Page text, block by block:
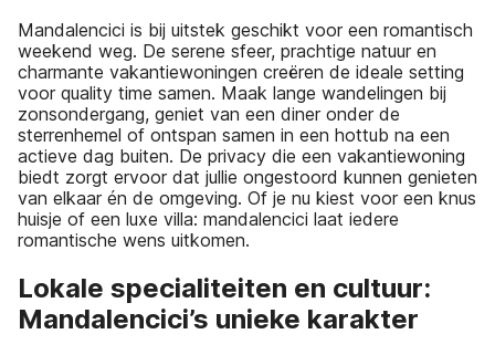
Mandalencici is bij uitstek geschikt voor een romantisch
weekend weg. De serene sfeer, prachtige natuur en
charmante vakantiewoningen creëren de ideale setting
voor quality time samen. Maak lange wandelingen bij
zonsondergang, geniet van een diner onder de
sterrenhemel of ontspan samen in een hottub na een
actieve dag buiten. De privacy die een vakantiewoning
biedt zorgt ervoor dat jullie ongestoord kunnen genieten
van elkaar én de omgeving. Of je nu kiest voor een knus
huisje of een luxe villa: mandalencici laat iedere
romantische wens uitkomen.
Lokale specialiteiten en cultuur:
Mandalencici’s unieke karakter